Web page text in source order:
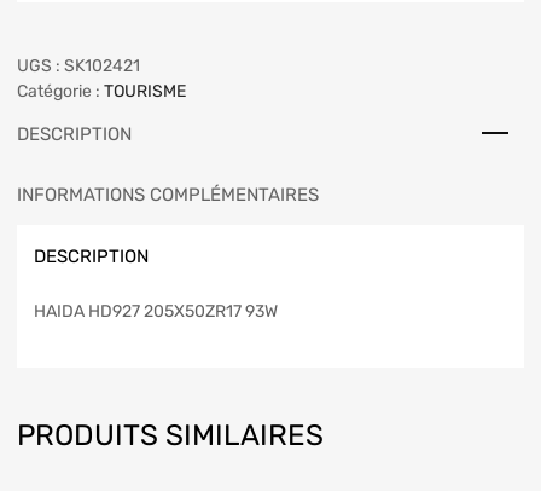
UGS : SK102421
Catégorie : TOURISME
DESCRIPTION
INFORMATIONS COMPLÉMENTAIRES
DESCRIPTION
HAIDA HD927 205X50ZR17 93W
PRODUITS SIMILAIRES